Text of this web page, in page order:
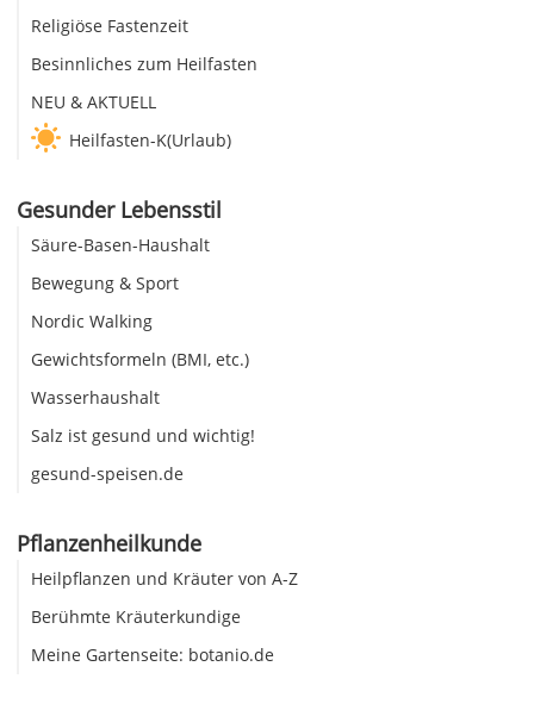
Religiöse Fastenzeit
Besinnliches zum Heilfasten
NEU & AKTUELL
Heilfasten-K(Urlaub)
Gesunder Lebensstil
Säure-Basen-Haushalt
Bewegung & Sport
Nordic Walking
Gewichtsformeln (BMI, etc.)
Wasserhaushalt
Salz ist gesund und wichtig!
gesund-speisen.de
Pflanzenheilkunde
Heilpflanzen und Kräuter von A-Z
Berühmte Kräuterkundige
Meine Gartenseite: botanio.de